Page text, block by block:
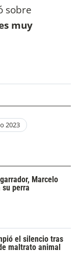
sobre
muy
2023
Marcelo
perra
el silencio tras
maltrato animal